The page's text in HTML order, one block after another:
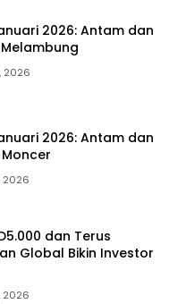
2026: Antam dan
2026
2026: Antam dan
2026
dan Terus
Global Bikin Investor
2026